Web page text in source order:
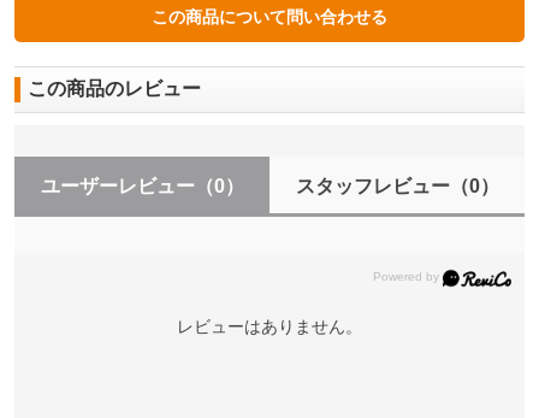
この商品のレビュー
ユーザーレビュー （0） スタッフレビュー（0）
レビューはありません。